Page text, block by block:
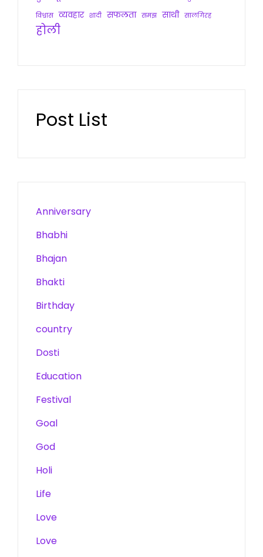
विश्वास व्यवहार शादी सफलता समझ साथी सालगिरह
होली
Post List
Anniversary
Bhabhi
Bhajan
Bhakti
Birthday
country
Dosti
Education
Festival
Goal
God
Holi
Life
Love
Love